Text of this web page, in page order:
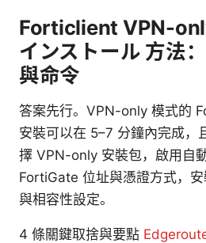
Forticlient VPN-
インストール 方法
與命令
答案先行。VPN-only 模式的
安裝可以在 5–7 分鐘內完成，
擇 VPN-only 安裝包，啟用自
FortiGate 位址與憑證方式，
與相容性設定。
4 條關鍵取捨與要點